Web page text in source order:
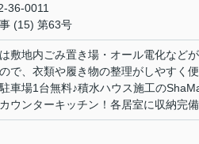
36-0011
(15) 第63号
敷地内ごみ置き場・オール電化など
で、衣類や履き物の整理がしやすく
車場1台無料♪積水ハウス施工の
ウンターキッチン！各居室に収納完